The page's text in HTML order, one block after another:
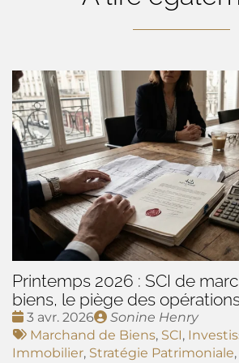
Printemps 2026 : SCI de
biens, le piège des
Date
:
3 avr. 2026
Publié
par
Sonine Henry
Tags
:
Marchand de Biens, SCI,
Immobilier, Stratégie Patrimoniale,